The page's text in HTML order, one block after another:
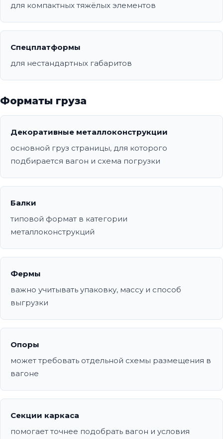
для компактных тяжёлых элементов
Спецплатформы
для нестандартных габаритов
Форматы груза
Декоративные металлоконструкции
основной груз страницы, для которого
подбирается вагон и схема погрузки
Балки
типовой формат в категории
металлоконструкций
Фермы
важно учитывать упаковку, массу и способ
выгрузки
Опоры
может требовать отдельной схемы размещения в
вагоне
Секции каркаса
помогает точнее подобрать вагон и условия